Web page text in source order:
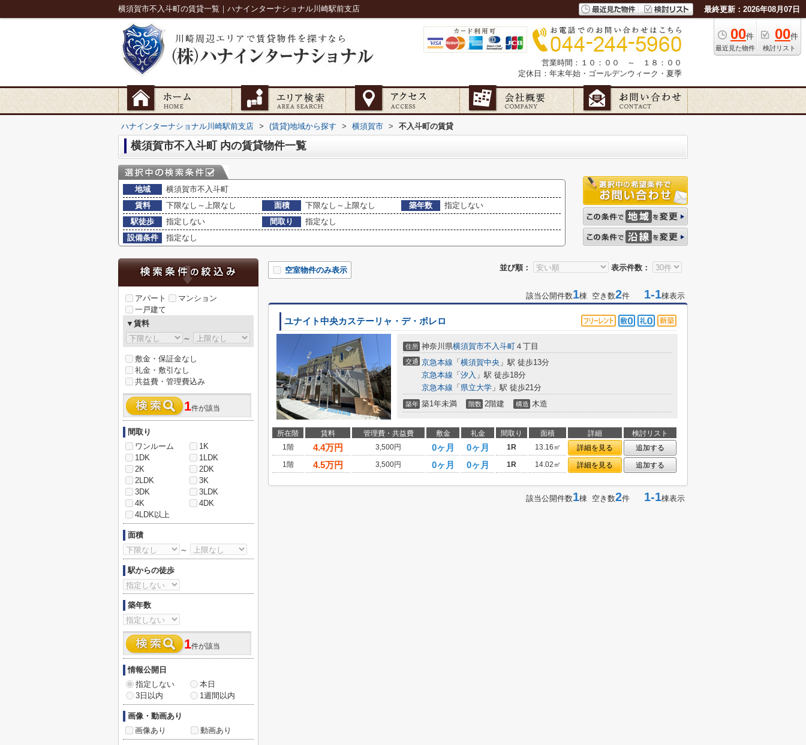
横須賀市不入斗町の賃貸一覧｜ハナインターナショナル川崎駅前支店 最終更新：2026年08月07日
00件
最近見た物件
00件
検討リスト
営業時間：１０：００ ～ １８：００
定休日：年末年始・ゴールデンウィーク・夏季
ハナインターナショナル川崎駅前支店 > (賃貸)地域から探す > 横須賀市 > 不入斗町の賃貸
横須賀市不入斗町 内の賃貸物件一覧
地域
横須賀市不入斗町
賃料
下限なし～上限なし 面積 下限なし～上限なし 築年数
指定しない
駅徒歩
指定しない 間取り
指定なし
設備条件
指定なし
並び順： 表示件数：
空室物件のみ表示
該当公開件数1棟 空き数2件 1-1棟表示
ユナイト中央カステーリャ・デ・ボレロ
住所 神奈川県横須賀市不入斗町 ４丁目
交通 京急本線 「 横須賀中央 」駅 徒歩13分
京急本線 「 汐入 」駅 徒歩18分
京急本線 「 県立大学 」駅 徒歩21分
築年 築1年未満 階数 2階建 構造 木造
所在階 賃料 管理費・共益費 敷金 礼金 間取り 面積 詳細
検討リスト
1階
4.4万円 3,500円 0ヶ月 0ヶ月 1R 13.16㎡ 詳細を見る
追加する
1階
4.5万円 3,500円 0ヶ月 0ヶ月 1R 14.02㎡ 詳細を見る 追加する
該当公開件数1棟 空き数2件 1-1棟表示
アパート
マンション
一戸建て
▼賃料
～
敷金・保証金なし
礼金・敷引なし
共益費・管理費込み
1件が該当
間取り
ワンルーム
1K
1DK
1LDK
2K
2DK
2LDK
3K
3DK
3LDK
4K
4DK
4LDK以上
面積
～
駅からの徒歩
築年数
1件が該当
情報公開日
指定しない
本日
3日以内
1週間以内
画像・動画あり
画像あり
動画あり